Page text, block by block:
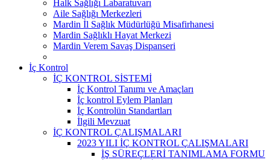
Halk Sağlığı Labaratuvarı
Aile Sağlığı Merkezleri
Mardin İl Sağlık Müdürlüğü Misafirhanesi
Mardin Sağlıklı Hayat Merkezi
Mardin Verem Savaş Dispanseri
İç Kontrol
İÇ KONTROL SİSTEMİ
İç Kontrol Tanımı ve Amaçları
İç kontrol Eylem Planları
İç Kontrolün Standartları
İlgili Mevzuat
İÇ KONTROL ÇALIŞMALARI
2023 YILI İÇ KONTROL ÇALIŞMALARI
İŞ SÜREÇLERİ TANIMLAMA FORMU